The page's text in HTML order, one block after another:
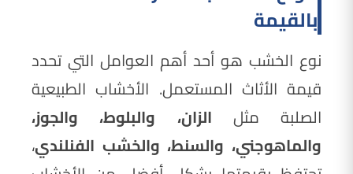
بالقيمة
نوع الخشب هو أحد أهم العوامل التي تحدد
قيمة الأثاث المستعمل. الأخشاب الطبيعية
الصلبة مثل الزان، والبلوط، والجوز،
والماهوجني، والسنط، والخشب الفنلندي،